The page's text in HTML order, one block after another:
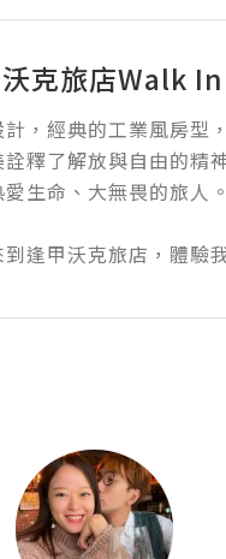
克旅店Walk
，經典的工業風房型
釋了解放與自由的精
生命、大無畏的旅人。
逢甲沃克旅店，體驗